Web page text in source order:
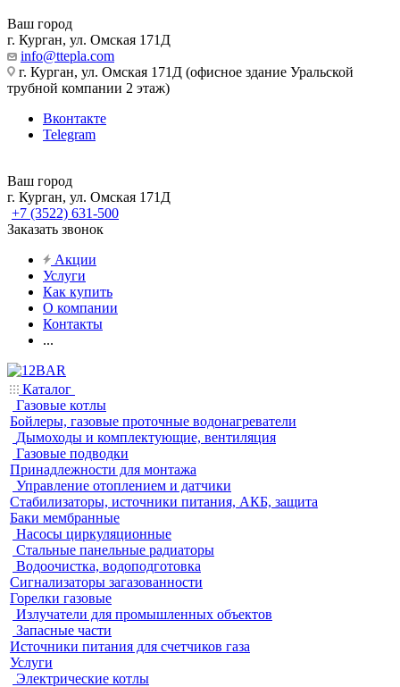
Ваш город
г. Курган, ул. Омская 171Д
info@ttepla.com
г. Курган, ул. Омская 171Д (офисное здание Уральской
трубной компании 2 этаж)
Вконтакте
Telegram
Ваш город
г. Курган, ул. Омская 171Д
+7 (3522) 631-500
Заказать звонок
Акции
Услуги
Как купить
О компании
Контакты
...
Каталог
Газовые котлы
Бойлеры, газовые проточные водонагреватели
Дымоходы и комплектующие, вентиляция
Газовые подводки
Принадлежности для монтажа
Управление отоплением и датчики
Стабилизаторы, источники питания, АКБ, защита
Баки мембранные
Насосы циркуляционные
Стальные панельные радиаторы
Водоочистка, водоподготовка
Сигнализаторы загазованности
Горелки газовые
Излучатели для промышленных объектов
Запасные части
Источники питания для счетчиков газа
Услуги
Электрические котлы